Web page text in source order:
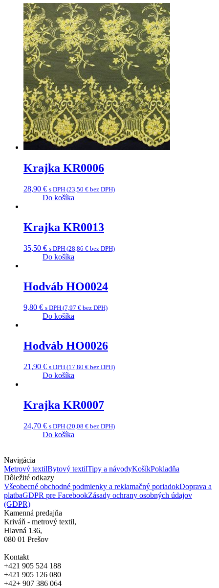
Krajka KR0006
28,90 € s DPH (23,50 € bez DPH)
Do košíka
Krajka KR0013
35,50 € s DPH (28,86 € bez DPH)
Do košíka
Hodváb HO0024
9,80 € s DPH (7,97 € bez DPH)
Do košíka
Hodváb HO0026
21,90 € s DPH (17,80 € bez DPH)
Do košíka
Krajka KR0007
24,70 € s DPH (20,08 € bez DPH)
Do košíka
Navigácia
Metrový textilBytový textilTipy a návodyKošíkPokladňa
Dôležité odkazy
Všeobecné obchodné podmienky a reklamačný poriadokDoprava a
platbaGDPR pre FacebookZásady ochrany osobných údajov
(GDPR)
Kamenná predajňa
Kriváň - metrový textil,
Hlavná 136,
080 01 Prešov
Kontakt
+421 905 524 188
+421 905 126 080
+42+ 907 386 064